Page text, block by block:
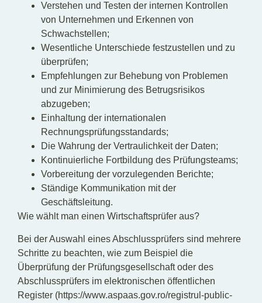
Verstehen und Testen der internen Kontrollen
von Unternehmen und Erkennen von
Schwachstellen;
Wesentliche Unterschiede festzustellen und zu
überprüfen;
Empfehlungen zur Behebung von Problemen
und zur Minimierung des Betrugsrisikos
abzugeben;
Einhaltung der internationalen
Rechnungsprüfungsstandards;
Die Wahrung der Vertraulichkeit der Daten;
Kontinuierliche Fortbildung des Prüfungsteams;
Vorbereitung der vorzulegenden Berichte;
Ständige Kommunikation mit der
Geschäftsleitung.
Wie wählt man einen Wirtschaftsprüfer aus?
Bei der Auswahl eines Abschlussprüfers sind mehrere
Schritte zu beachten, wie zum Beispiel die
Überprüfung der Prüfungsgesellschaft oder des
Abschlussprüfers im elektronischen öffentlichen
Register (https://www.aspaas.gov.ro/registrul-public-